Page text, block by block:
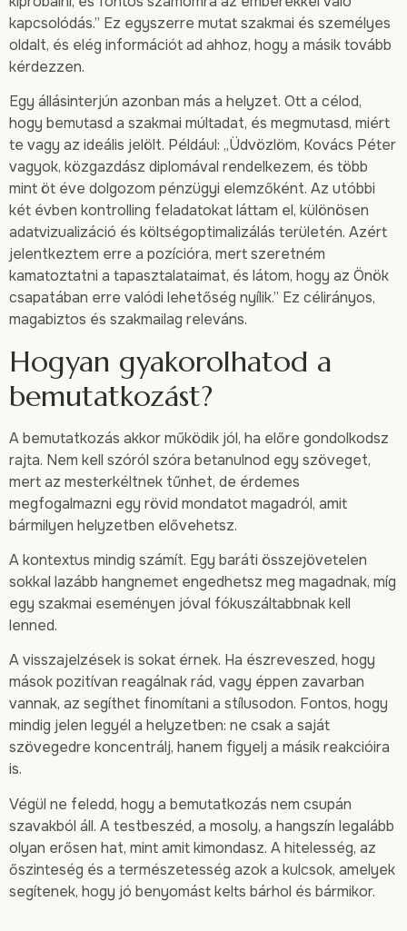
kapcsolódás.” Ez egyszerre mutat szakmai és személyes
oldalt, és elég információt ad ahhoz, hogy a másik tovább
kérdezzen.
Egy állásinterjún azonban más a helyzet. Ott a célod,
hogy bemutasd a szakmai múltadat, és megmutasd, miért
te vagy az ideális jelölt. Például: „Üdvözlöm, Kovács Péter
vagyok, közgazdász diplomával rendelkezem, és több
mint öt éve dolgozom pénzügyi elemzőként. Az utóbbi
két évben kontrolling feladatokat láttam el, különösen
adatvizualizáció és költségoptimalizálás területén. Azért
jelentkeztem erre a pozícióra, mert szeretném
kamatoztatni a tapasztalataimat, és látom, hogy az Önök
csapatában erre valódi lehetőség nyílik.” Ez célirányos,
magabiztos és szakmailag releváns.
Hogyan gyakorolhatod a
bemutatkozást?
A bemutatkozás akkor működik jól, ha előre gondolkodsz
rajta. Nem kell szóról szóra betanulnod egy szöveget,
mert az mesterkéltnek tűnhet, de érdemes
megfogalmazni egy rövid mondatot magadról, amit
bármilyen helyzetben elővehetsz.
A kontextus mindig számít. Egy baráti összejövetelen
sokkal lazább hangnemet engedhetsz meg magadnak, míg
egy szakmai eseményen jóval fókuszáltabbnak kell
lenned.
A visszajelzések is sokat érnek. Ha észreveszed, hogy
mások pozitívan reagálnak rád, vagy éppen zavarban
vannak, az segíthet finomítani a stílusodon. Fontos, hogy
mindig jelen legyél a helyzetben: ne csak a saját
szövegedre koncentrálj, hanem figyelj a másik reakcióira
is.
Végül ne feledd, hogy a bemutatkozás nem csupán
szavakból áll. A testbeszéd, a mosoly, a hangszín legalább
olyan erősen hat, mint amit kimondasz. A hitelesség, az
őszinteség és a természetesség azok a kulcsok, amelyek
segítenek, hogy jó benyomást kelts bárhol és bármikor.